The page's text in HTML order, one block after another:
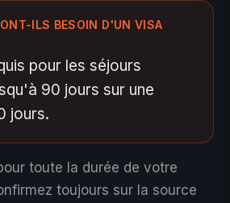
ILS BESOIN D'UN VISA
pour les séjours
90 jours sur une
jours.
toute la durée de votre
toujours sur la source